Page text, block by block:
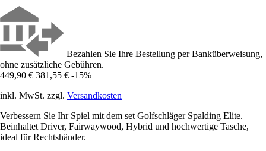
Bezahlen Sie Ihre Bestellung per Banküberweisung,
ohne zusätzliche Gebühren.
449,90 € 381,55 € -15%
inkl. MwSt. zzgl. Versandkosten
Verbessern Sie Ihr Spiel mit dem set Golfschläger Spalding Elite.
Beinhaltet Driver, Fairwaywood, Hybrid und hochwertige Tasche,
ideal für Rechtshänder.